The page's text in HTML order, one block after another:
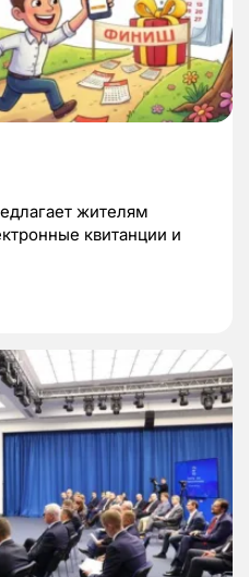
жителям
квитанции и